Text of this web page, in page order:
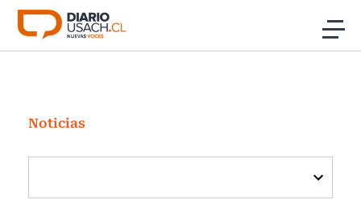
Click acá para ir directamente al contenido
Investigación
Cultura
Programas Radio y TV Usach
Noticias